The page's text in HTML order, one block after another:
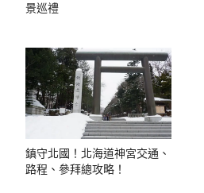
景巡禮
鎮守北國！北海道神宮交通、
路程、參拜總攻略！